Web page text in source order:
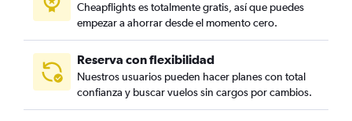
Cheapflights es totalmente gratis, así que puedes
empezar a ahorrar desde el momento cero.
Reserva con flexibilidad
Nuestros usuarios pueden hacer planes con total
confianza y buscar vuelos sin cargos por cambios.